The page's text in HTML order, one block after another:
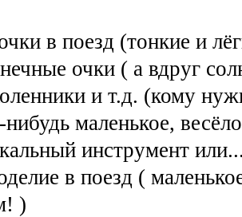
в поезд (тонкие и
очки ( а вдруг
и т.д. (кому
маленькое,
инструмент
в поезд (
)